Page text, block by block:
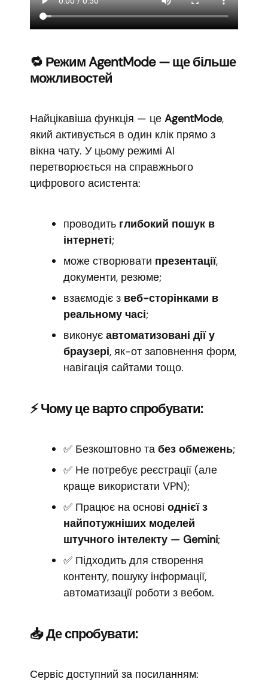
🔁 Режим AgentMode — ще більше
можливостей
Найцікавіша функція — це AgentMode,
який активується в один клік прямо з
вікна чату. У цьому режимі AI
перетворюється на справжнього
цифрового асистента:
проводить глибокий пошук в
інтернеті;
може створювати презентації,
документи, резюме;
взаємодіє з веб-сторінками в
реальному часі;
виконує автоматизовані дії у
браузері, як-от заповнення форм,
навігація сайтами тощо.
⚡ Чому це варто спробувати:
✅ Безкоштовно та без обмежень;
✅ Не потребує реєстрації (але
краще використати VPN);
✅ Працює на основі однієї з
найпотужніших моделей
штучного інтелекту — Gemini;
✅ Підходить для створення
контенту, пошуку інформації,
автоматизації роботи з вебом.
📥 Де спробувати:
Сервіс доступний за посиланням: